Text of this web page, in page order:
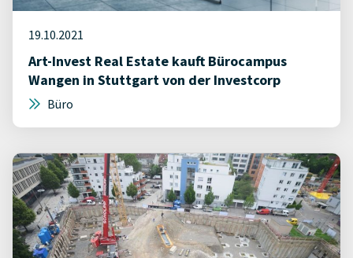
19.10.2021
Art-Invest Real Estate kauft Bürocampus
Wangen in Stuttgart von der Investcorp
Büro